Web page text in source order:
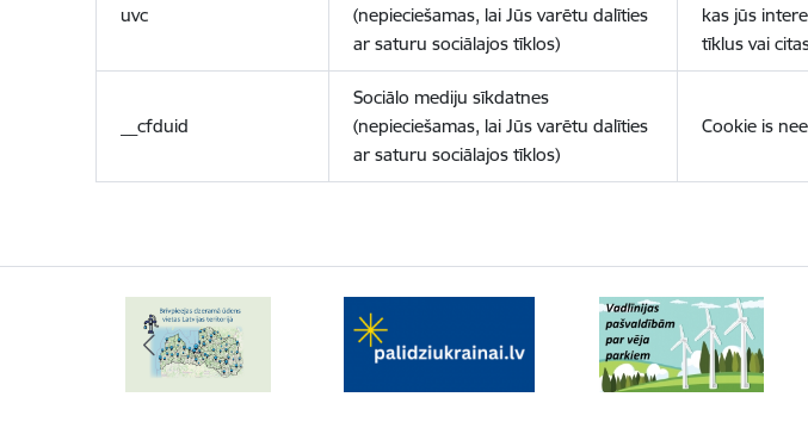
uvc
(nepieciešamas, lai Jūs varētu dalīties
ar saturu sociālajos tīklos)
kas jūs
tīklus vai
__cfduid
Sociālo mediju sīkdatnes
(nepieciešamas, lai Jūs varētu dalīties
ar saturu sociālajos tīklos)
Cookie is